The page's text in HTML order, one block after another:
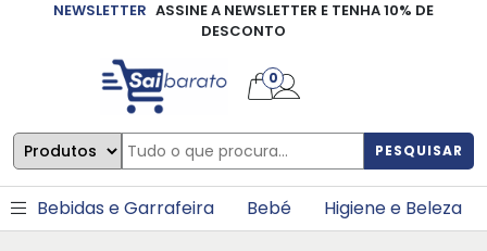
NEWSLETTER ASSINE A NEWSLETTER E TENHA 10% DE
DESCONTO
PESQUISAR
0
Bebidas e Garrafeira Bebé Higiene e Beleza